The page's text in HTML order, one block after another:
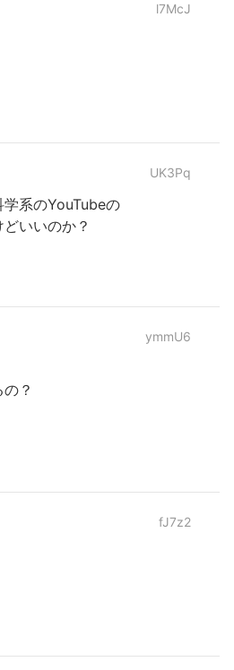
l7McJ
UK3Pq
系のYouTubeの
いいのか？
ymmU6
？
fJ7z2